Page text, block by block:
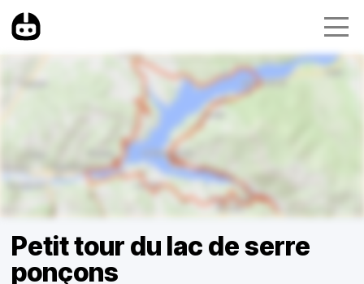
Petit tour du lac de serre
ponçons